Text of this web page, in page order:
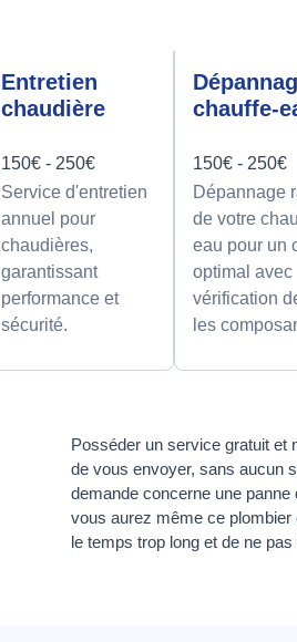
Entretien
chaudière
150€ - 250€
Service d'entretien
annuel pour
chaudières,
garantissant
performance et
sécurité.
chauffe-
150€ - 250€
Dépannage
de votre
eau pour un
optimal avec
vérification
les
Posséder un service gratuit et
de vous envoyer, sans aucun
demande concerne une
vous aurez même ce
le temps trop long et de ne